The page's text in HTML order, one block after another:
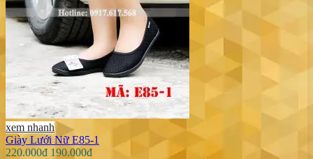
xem nhanh
Giày Lưới Nữ E85-1
220.000đ 190.000đ